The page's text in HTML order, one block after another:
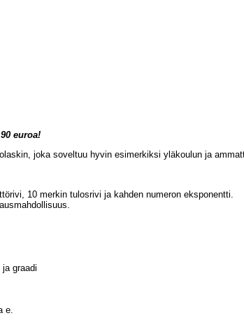
euroa!
joka soveltuu hyvin esimerkiksi yläkoulun ja
10 merkin tulosrivi ja kahden numeron eksponentti.
graadi
e.